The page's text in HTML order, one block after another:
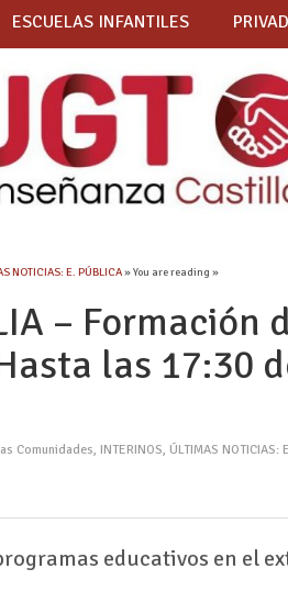
ESCUELAS INFANTILES
NOTICIAS: E. PÚBLICA» You are reading »
– Formación
las 17:30
Comunidades, INTERINOS, ÚLTIMAS NOTICIAS:
educativos en el